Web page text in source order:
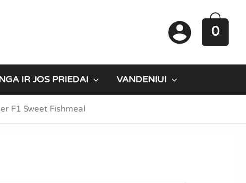
0
IR JOS PRIEDAI VANDENIUI
F1 Sweet Fishmeal